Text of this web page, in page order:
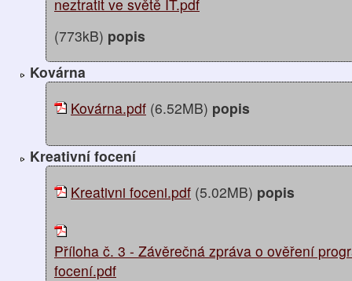
neztratit ve světě IT.pdf
(773kB) popis
Kovárna
Kovárna.pdf (6.52MB) popis
Kreativní focení
Kreativni foceni.pdf (5.02MB) popis
Příloha č. 3 - Závěrečná zpráva o ověření
focení.pdf